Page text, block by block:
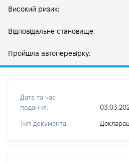
Високий ризик:
Відповідальне становище:
Пройшла автоперевірку:
Дата та час
подання:
Тип документа: